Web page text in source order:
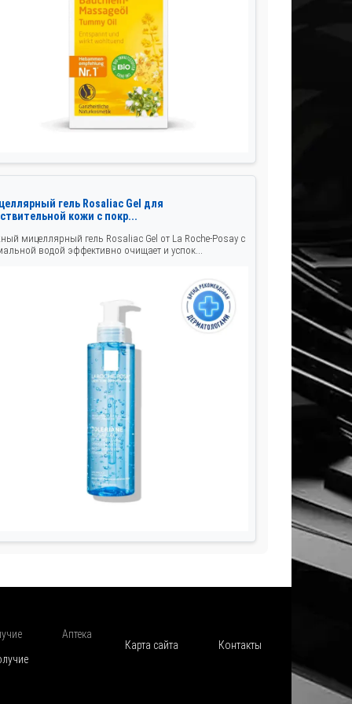
гель Rosaliac Gel для
кожи с покр...
мицеллярный гель Rosaliac Gel от La Roche-Posay с
водой эффективно очищает и успок...
Аптека
Карта сайта
Контакты